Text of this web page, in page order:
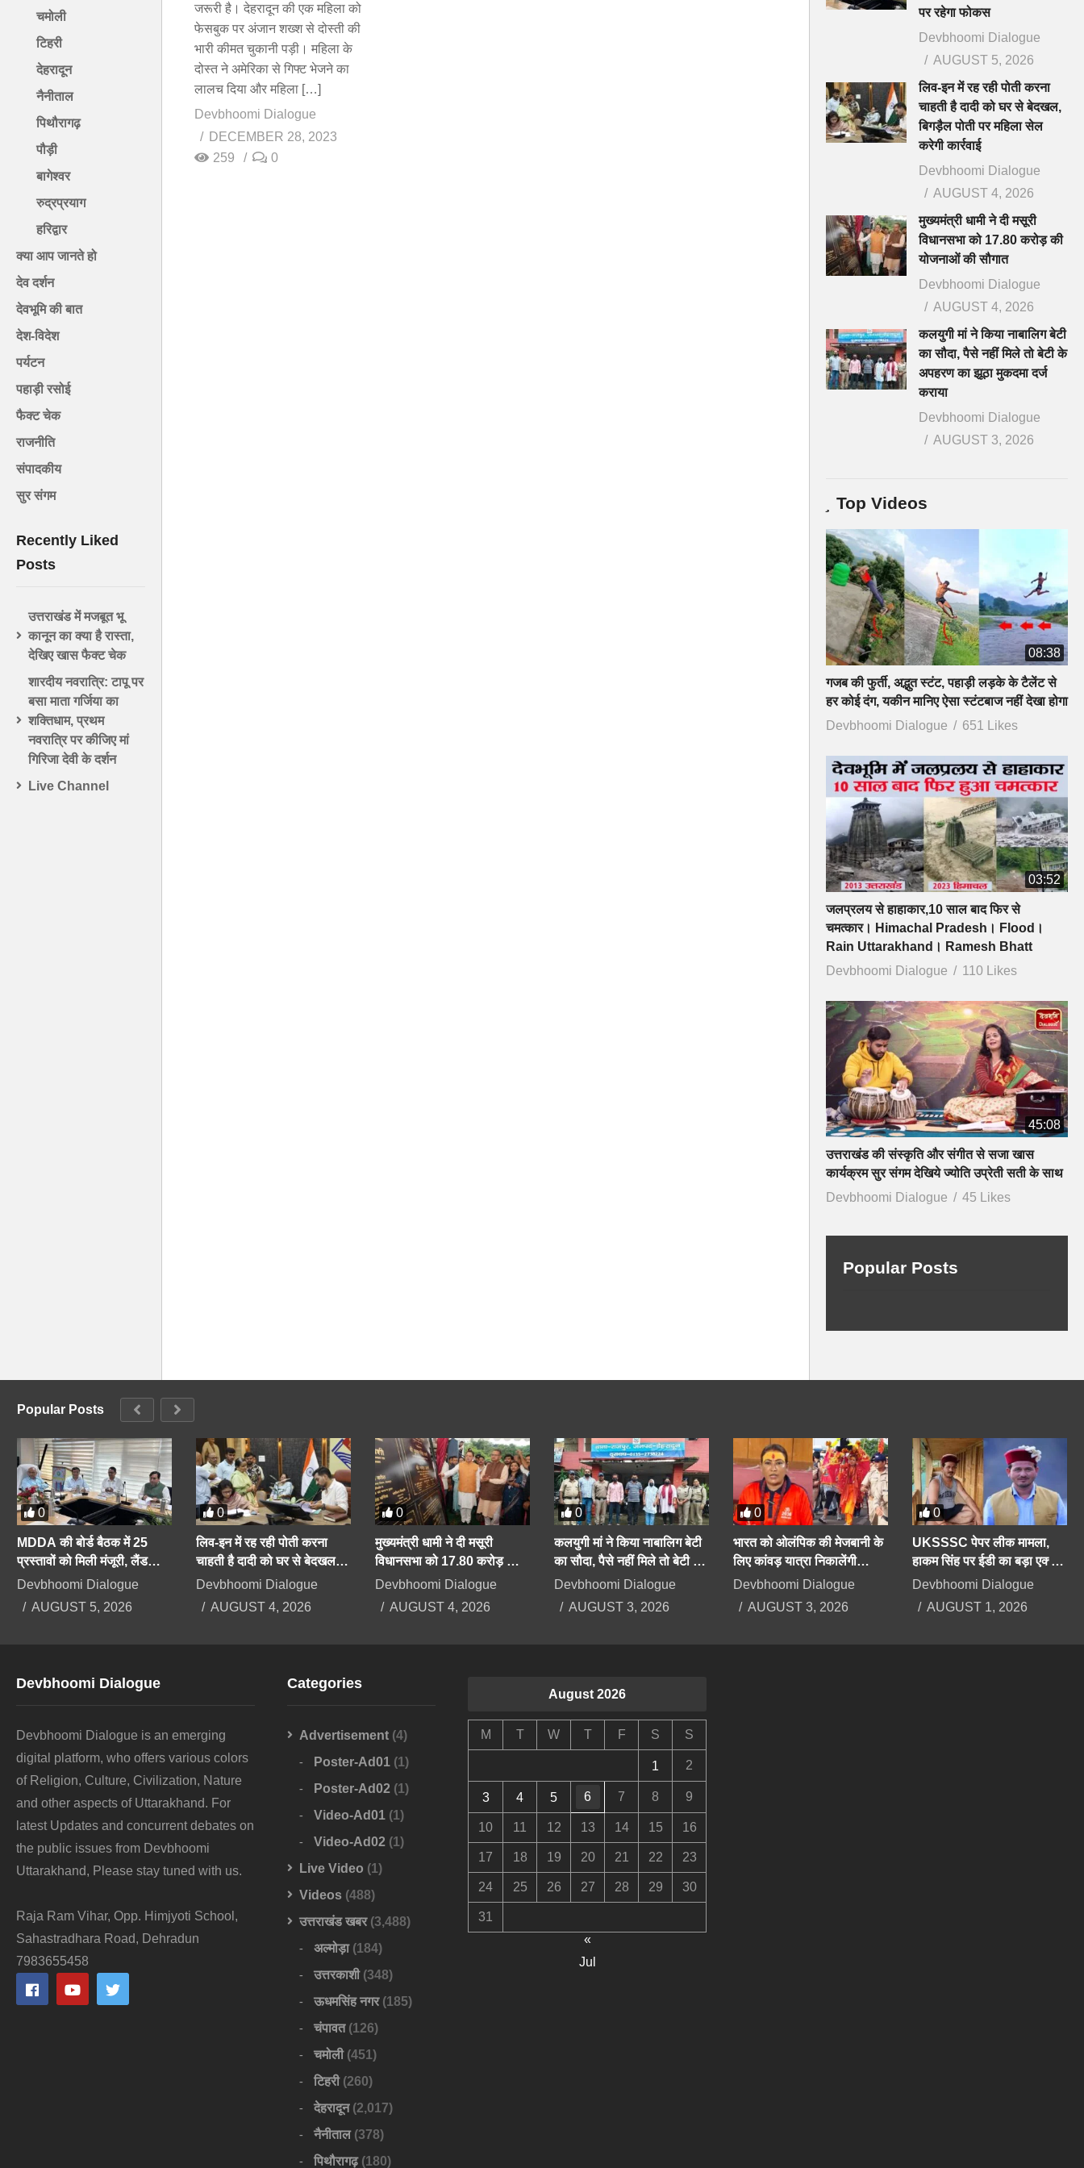
चमोली
टिहरी
देहरादून
नैनीताल
पिथौरागढ़
पौड़ी
बागेश्वर
रुद्रप्रयाग
हरिद्वार
क्या आप जानते हो
देव दर्शन
देवभूमि की बात
देश-विदेश
पर्यटन
पहाड़ी रसोई
फैक्ट चेक
राजनीति
संपादकीय
सुर संगम
Recently Liked
Posts
उत्तराखंड में मजबूत भू
कानून का क्या है रास्ता,
देखिए खास फैक्ट चेक
शारदीय नवरात्रि: टापू पर
बसा माता गर्जिया का
शक्तिधाम, प्रथम
नवरात्रि पर कीजिए मां
गिरिजा देवी के दर्शन
Live Channel
जरूरी है। देहरादून की एक महिला को
फेसबुक पर अंजान शख्श से दोस्ती की
भारी कीमत चुकानी पड़ी। महिला के
दोस्त ने अमेरिका से गिफ्ट भेजने का
लालच दिया और महिला […]
Devbhoomi Dialogue
DECEMBER 28, 2023
259
0
पर रहेगा फोकस
Devbhoomi Dialogue
AUGUST 5, 2026
लिव-इन में रह रही पोती करना
चाहती है दादी को घर से बेदखल,
बिगड़ैल पोती पर महिला सेल
करेगी कार्रवाई
Devbhoomi Dialogue
AUGUST 4, 2026
मुख्यमंत्री धामी ने दी मसूरी
विधानसभा को 17.80 करोड़ की
योजनाओं की सौगात
Devbhoomi Dialogue
AUGUST 4, 2026
कलयुगी मां ने किया नाबालिग बेटी
का सौदा, पैसे नहीं मिले तो बेटी के
अपहरण का झूठा मुकदमा दर्ज
कराया
Devbhoomi Dialogue
AUGUST 3, 2026
Top Videos
08:38
गजब की फुर्ती, अद्भुत स्टंट, पहाड़ी लड़के के टैलेंट से
हर कोई दंग, यकीन मानिए ऐसा स्टंटबाज नहीं देखा होगा
Devbhoomi Dialogue
651 Likes
03:52
जलप्रलय से हाहाकार,10 साल बाद फिर से
चमत्कार। Himachal Pradesh। Flood।
Rain Uttarakhand। Ramesh Bhatt
Devbhoomi Dialogue
110 Likes
45:08
उत्तराखंड की संस्कृति और संगीत से सजा खास
कार्यक्रम सुर संगम देखिये ज्योति उप्रेती सती के साथ
Devbhoomi Dialogue
45 Likes
Popular Posts
Popular Posts
0
MDDA की बोर्ड बैठक में 25
प्रस्तावों को मिली मंजूरी, लैंड
पूलिंग, पर्यटन, औद्योगिक भवनों पर
Devbhoomi Dialogue
AUGUST 5, 2026
0
लिव-इन में रह रही पोती करना
चाहती है दादी को घर से बेदखल,
बिगड़ैल पोती पर महिला सेल करेगी
Devbhoomi Dialogue
AUGUST 4, 2026
0
मुख्यमंत्री धामी ने दी मसूरी
विधानसभा को 17.80 करोड़ की
योजनाओं की सौगात
Devbhoomi Dialogue
AUGUST 4, 2026
0
कलयुगी मां ने किया नाबालिग बेटी
का सौदा, पैसे नहीं मिले तो बेटी के
अपहरण का झूठा मुकदमा दर्ज
Devbhoomi Dialogue
AUGUST 3, 2026
0
भारत को ओलंपिक की मेजबानी के
लिए कांवड़ यात्रा निकालेंगी
उत्तराखंड की मंत्री रेखा आर्या
Devbhoomi Dialogue
AUGUST 3, 2026
0
UKSSSC पेपर लीक मामला,
हाकम सिंह पर ईडी का बड़ा एक्शन,
63 लाख रुपए की प्रॉपर्टी अटैच
Devbhoomi Dialogue
AUGUST 1, 2026
Devbhoomi Dialogue
Devbhoomi Dialogue is an emerging
digital platform, who offers various colors
of Religion, Culture, Civilization, Nature
and other aspects of Uttarakhand. For
latest Updates and concurrent debates on
the public issues from Devbhoomi
Uttarakhand, Please stay tuned with us.
Raja Ram Vihar, Opp. Himjyoti School,
Sahastradhara Road, Dehradun
7983655458
Categories
Advertisement (4)
Poster-Ad01 (1)
Poster-Ad02 (1)
Video-Ad01 (1)
Video-Ad02 (1)
Live Video (1)
Videos (488)
उत्तराखंड खबर(3,488)
अल्मोड़ा(184)
उत्तरकाशी(348)
ऊधमसिंह नगर(185)
चंपावत(126)
चमोली(451)
टिहरी(260)
देहरादून(2,017)
नैनीताल(378)
पिथौरागढ़(180)
August 2026
M T W T F S S
1 2
3 4 5 6 7 8 9
10 11 12 13 14 15 16
17 18 19 20 21 22 23
24 25 26 27 28 29 30
31
«
Jul